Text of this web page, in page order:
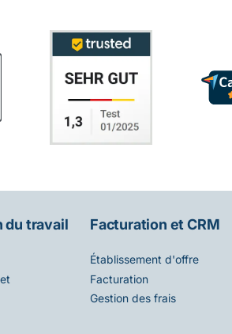
du travail Facturation et CRM
Établissement d'offre
Facturation
Gestion des frais